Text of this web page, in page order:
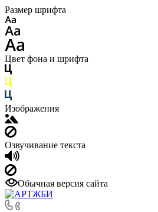
Размер шрифта
Цвет фона и шрифта
Изображения
Озвучивание текста
Обычная версия сайта